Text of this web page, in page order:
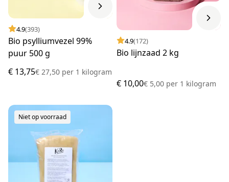
4.9(393)
Bio psylliumvezel 99%
puur 500 g
€ 13,75€ 27,50 per 1 kilogram
4.9(172)
Bio lijnzaad 2 kg
€ 10,00€ 5,00 per 1 kilogram
Niet op voorraad